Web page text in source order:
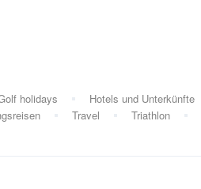
holidays Hotels und Unterkünfte
Travel Triathlon